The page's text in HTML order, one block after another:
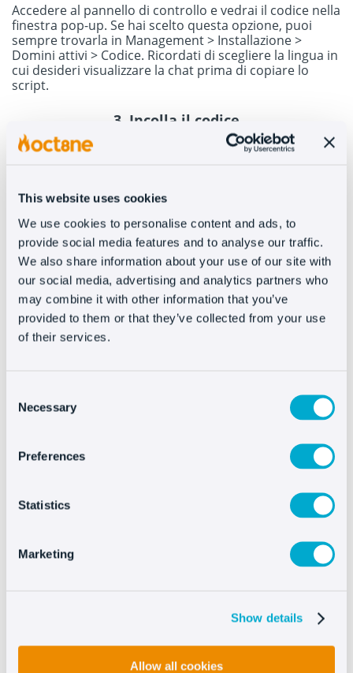
This website uses cookies
We use cookies to personalise content and ads, to
provide social media features and to analyse our traffic.
We also share information about your use of our site with
our social media, advertising and analytics partners who
may combine it with other information that you’ve
provided to them or that they’ve collected from your use
of their services.
Selection
Necessary
Preferences
Statistics
Marketing
Show details
Allow all cookies
Accedere al pannello di controllo e vedrai il codice nella
finestra pop-up. Se hai scelto questa opzione, puoi
sempre trovarla in Management > Installazione >
Domini attivi > Codice. Ricordati di scegliere la lingua in
cui desideri visualizzare la chat prima di copiare lo
script.
3. Incolla il codice
Accedi al tuo account Weebly per incollare il codice. Nel
Salva le modifiche e vedere il widget Oct8ne livechat in
basso a destra del tuo sitio web.
Installare Oct8ne é
Scopri i benefici che
apporta Oct8ne